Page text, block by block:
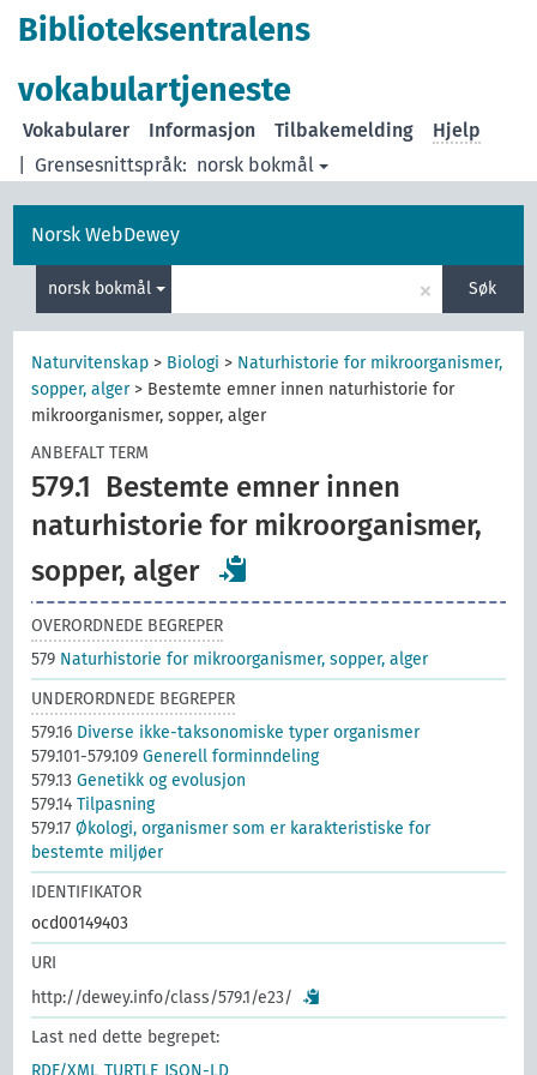
Biblioteksentralens
vokabulartjeneste
Grensesnittspråk: norsk bokmål
Vokabularer Informasjon Tilbakemelding Hjelp
Norsk WebDewey
norsk bokmål × Søk
Naturvitenskap > Biologi > Naturhistorie for mikroorganismer,
sopper, alger> Bestemte emner innen naturhistorie for
mikroorganismer, sopper, alger
ANBEFALT TERM
579.1 Bestemte emner innen
naturhistorie for mikroorganismer,
sopper, alger
OVERORDNEDE BEGREPER
579 Naturhistorie for mikroorganismer, sopper, alger
UNDERORDNEDE BEGREPER
579.16 Diverse ikke-taksonomiske typer organismer
579.101-579.109Generell forminndeling
579.13Genetikk og evolusjon
579.14Tilpasning
579.17Økologi, organismer som er karakteristiske for
bestemte miljøer
IDENTIFIKATOR
ocd00149403
URI
http://dewey.info/class/579.1/e23/
Last ned dette begrepet:
RDF/XML TURTLE JSON-LD